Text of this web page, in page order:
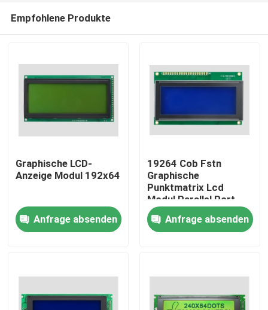
Zu Hause
Videos
Empfohlene Produkte
Graphische LCD-
Anzeige Modul 192x64
Anfrage absenden
19264 Cob Fstn
Graphische
Punktmatrix Lcd
Modul Parallel Port
Industrie Lcx19264
Anfrage absenden